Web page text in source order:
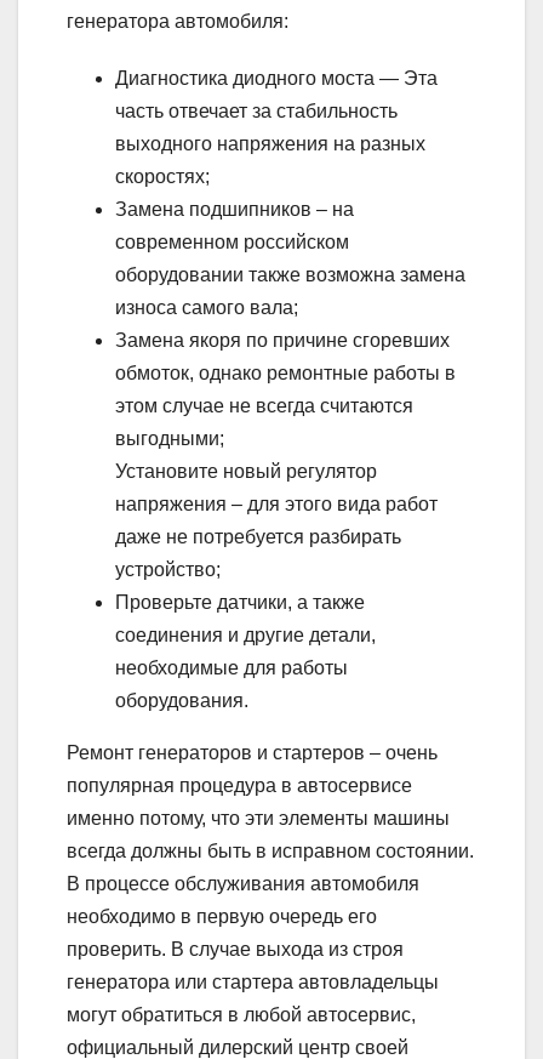
генератора автомобиля:
Диагностика диодного моста — Эта
часть отвечает за стабильность
выходного напряжения на разных
скоростях;
Замена подшипников – на
современном российском
оборудовании также возможна замена
износа самого вала;
Замена якоря по причине сгоревших
обмоток, однако ремонтные работы в
этом случае не всегда считаются
выгодными;
Установите новый регулятор
напряжения – для этого вида работ
даже не потребуется разбирать
устройство;
Проверьте датчики, а также
соединения и другие детали,
необходимые для работы
оборудования.
Ремонт генераторов и стартеров – очень
популярная процедура в автосервисе
именно потому, что эти элементы машины
всегда должны быть в исправном состоянии.
В процессе обслуживания автомобиля
необходимо в первую очередь его
проверить. В случае выхода из строя
генератора или стартера автовладельцы
могут обратиться в любой автосервис,
официальный дилерский центр своей